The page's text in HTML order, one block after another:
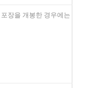
장을 개봉한 경우에는